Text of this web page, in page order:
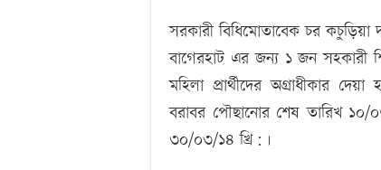
সরকারী বিধিমোতাবেক চর
বাগেরহাট এর জন্য ১ জন সহকারী
মহিলা প্রার্থীদের অগ্রাধীকার
বরাবর পৌছানোর শেষ তারিখ ১০/
৩০/০৩/১৪ খ্রি:।